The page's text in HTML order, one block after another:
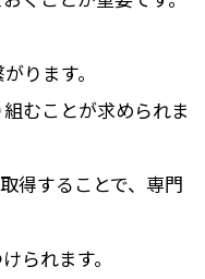
ります。
むことが求められま
得することで、専門
られます。